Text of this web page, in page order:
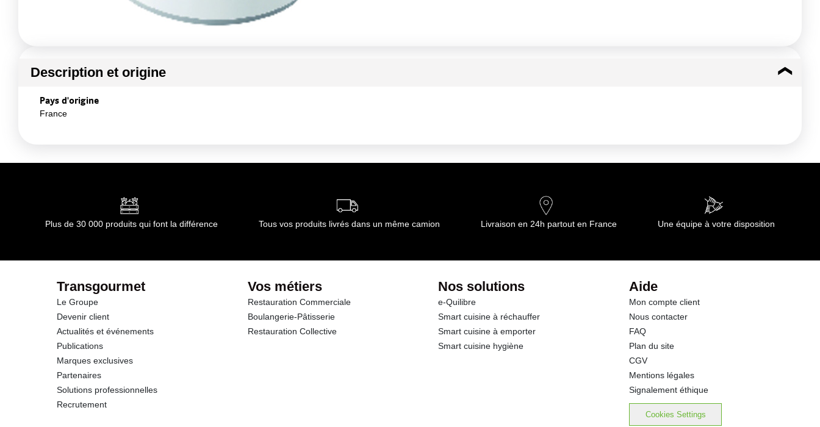
Description et origine
Pays d'origine
France
Plus de 30 000 produits qui font la différence Tous vos produits livrés dans un même camion Livraison en 24h partout en France Une équipe à votre disposition
Transgourmet
Le Groupe
Devenir client
Actualités et événements
Publications
Marques exclusives
Partenaires
Solutions professionnelles
Recrutement
Vos métiers
Restauration Commerciale
Boulangerie-Pâtisserie
Restauration Collective
Nos solutions
e-Quilibre
Smart cuisine à réchauffer
Smart cuisine à emporter
Smart cuisine hygiène
Aide
Mon compte client
Nous contacter
FAQ
Plan du site
CGV
Mentions légales
Signalement éthique
Cookies Settings